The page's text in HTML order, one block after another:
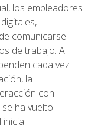
los empleadores
comunicarse
de trabajo. A
cada vez
la
con
ha vuelto